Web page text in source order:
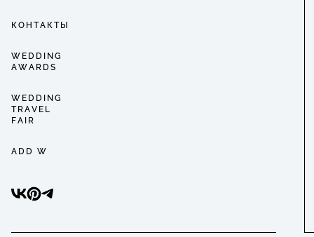
КОНТАКТЫ
WEDDING
AWARDS
WEDDING
TRAVEL
FAIR
ADD W